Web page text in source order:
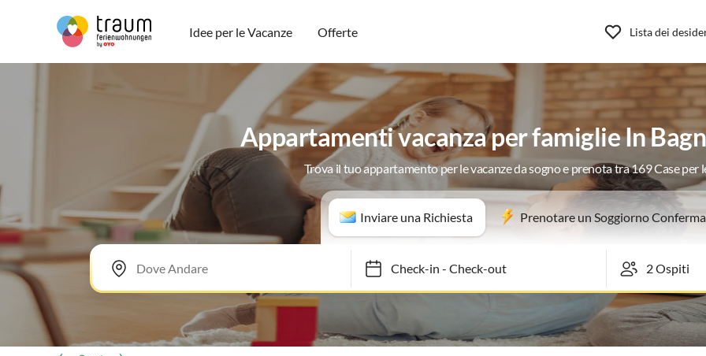
Idee per le Vacanze Offerte Lista dei
Appartamenti vacanza per famiglie In
Trova il tuo appartamento per le vacanze da sogno e prenota tra 169 Case per
Inviare una Richiesta Prenotare un Soggiorno
Check-in- Check-out